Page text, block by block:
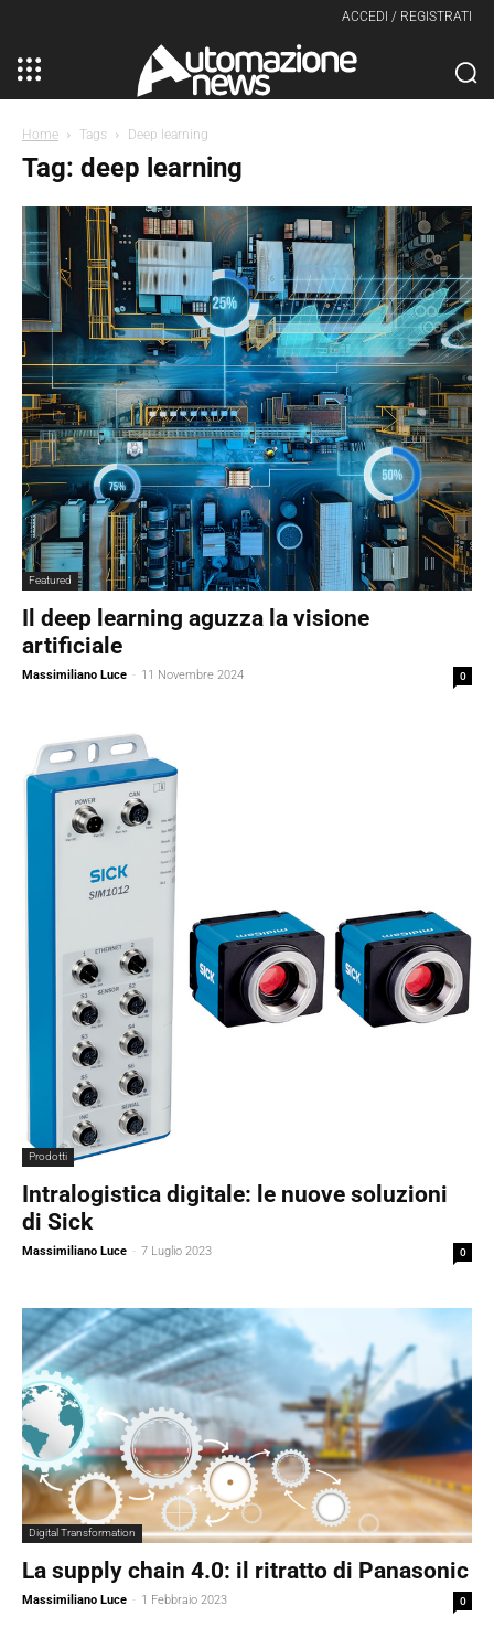
ACCEDI / REGISTRATI
Home Tags Deep learning
Tag: deep learning
Featured
Il deep learning aguzza la visione
artificiale
Massimiliano Luce - 11 Novembre 2024 0
Prodotti
Intralogistica digitale: le nuove soluzioni
di Sick
Massimiliano Luce - 7 Luglio 2023 0
Digital Transformation
La supply chain 4.0: il ritratto di Panasonic
Massimiliano Luce - 1 Febbraio 2023 0